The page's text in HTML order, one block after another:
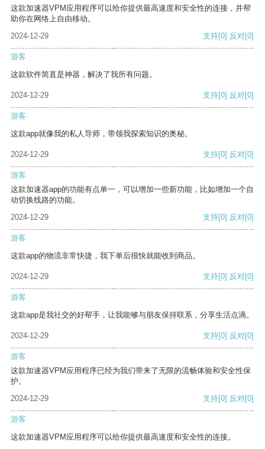
这款加速器VPM应用程序可以给你提供最高速度和安全性的连接，并帮
助你在网络上自由移动。
2024-12-29
支持[0] 反对[0]
游客
这款软件简直是神器，解决了我所有问题。
2024-12-29 支持[0] 反对[0]
游客
这款app就像我的私人导师，带领我探索知识的奥秘。
2024-12-29 支持[0] 反对[0]
游客
这款加速器app的功能有点单一，可以增加一些新功能，比如增加一个自
动切换线路的功能。
2024-12-29
支持[0] 反对[0]
游客
这款app的物流非常快捷，我下单后很快就能收到商品。
2024-12-29 支持[0] 反对[0]
游客
这款app是我社交的好帮手，让我能够与朋友保持联系，分享生活点滴。
2024-12-29 支持[0] 反对[0]
游客
这款加速器VPM应用程序已经为我们带来了无限的流畅体验和安全性保
护。
2024-12-29
支持[0] 反对[0]
游客
这款加速器VPM应用程序可以给你提供最高速度和安全性的连接。